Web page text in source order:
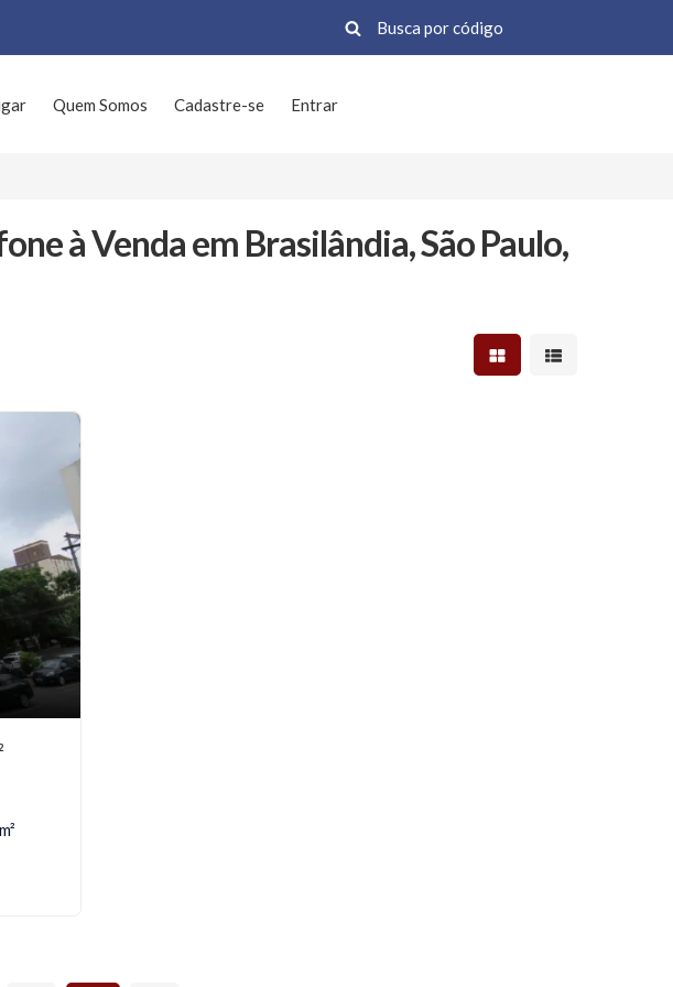
Quem Somos Cadastre-se Entrar
à Venda em Brasilândia, São Paulo,
Mostrar resultados em
Mostrar